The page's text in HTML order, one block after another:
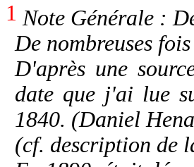
1 Note Générale :
De nombreuses
D'après une
date que j'ai lue
1840. (Daniel
(cf. description de